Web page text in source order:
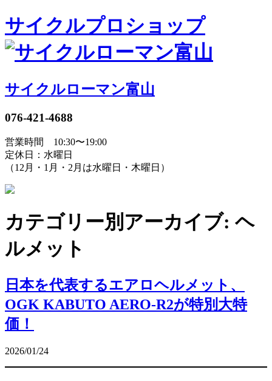
サイクルプロショップ
サイクルローマン富山
076-421-4688
営業時間 10:30〜19:00
定休日：水曜日
（12月・1月・2月は水曜日・木曜日）
カテゴリー別アーカイブ: ヘ
ルメット
日本を代表するエアロヘルメット、
OGK KABUTO AERO-R2が特別大特
価！
2026/01/24